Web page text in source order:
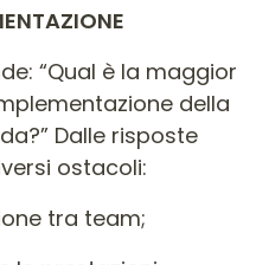
“Qual è la maggior
della
Dalle risposte
ostacoli:
tra team;